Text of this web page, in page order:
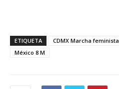
ETIQUETA CDMX Marcha feminista
México 8 M